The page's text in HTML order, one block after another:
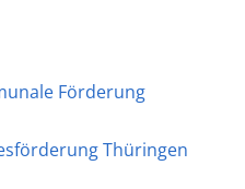
Förderung
Thüringen